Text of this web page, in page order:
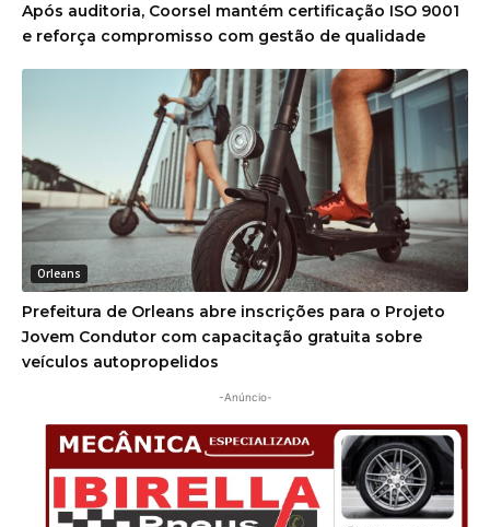
Após auditoria, Coorsel mantém certificação ISO 9001
e reforça compromisso com gestão de qualidade
Orleans
Prefeitura de Orleans abre inscrições para o Projeto
Jovem Condutor com capacitação gratuita sobre
veículos autopropelidos
-Anúncio-